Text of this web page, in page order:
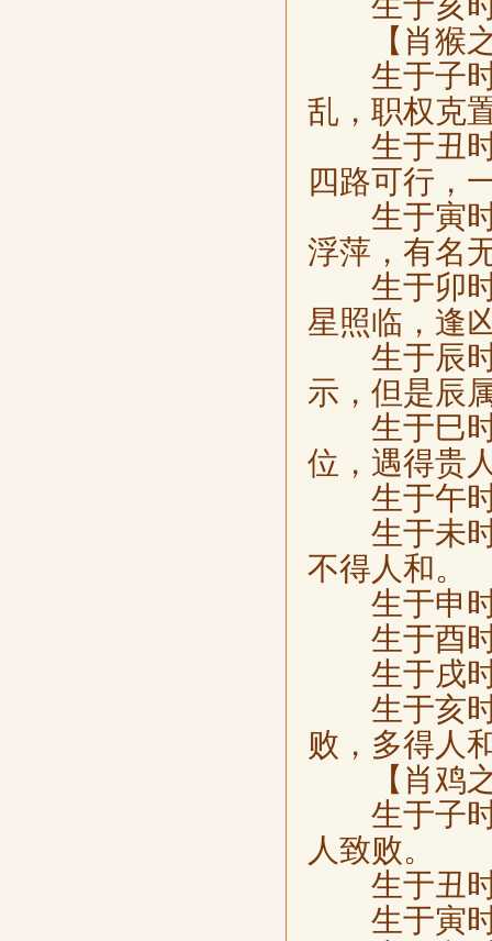
【肖猴之
生于子时
乱，职权克
生于丑时
四路可行，
生于寅时
浮萍，有名
生于卯时
星照临，逢
生于辰时
示，但是辰
生于巳时
位，遇得贵
生于午时
生于未时
不得人和。
生于申时
生于酉时
生于戌时
生于亥时
败，多得人
【肖鸡之
生于子时
人致败。
生于丑时
生于寅时